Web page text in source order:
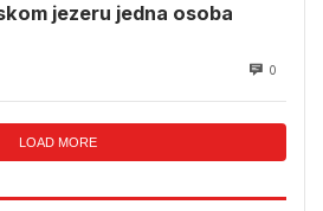
jezeru jedna osoba
0
LOAD MORE